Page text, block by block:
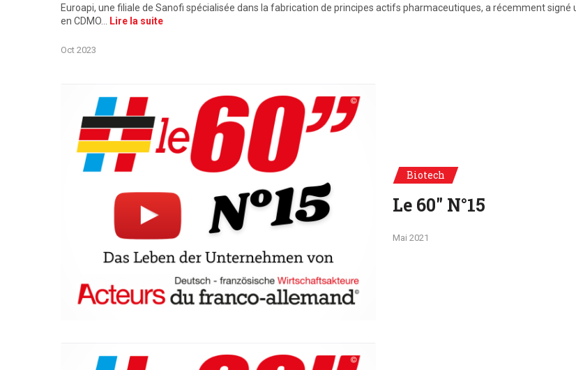
Euroapi, une filiale de Sanofi spécialisée dans la fabrication de principes actifs pharmaceutiques, a récemment
en CDMO…
Lire la suite
Oct 2023
Biotech
Le 60" N°15
Mai 2021